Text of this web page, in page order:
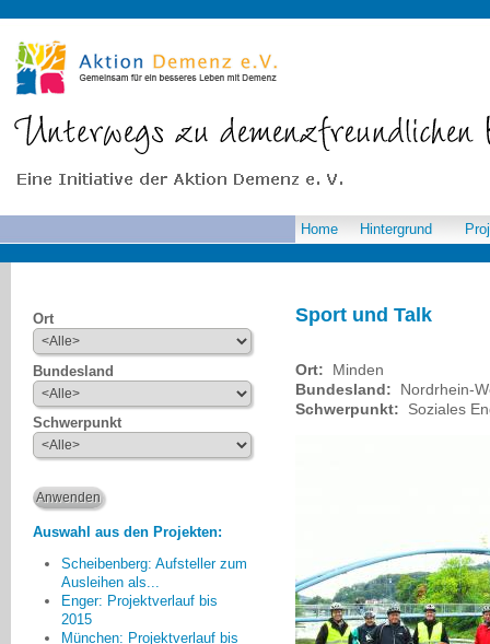
Sport und Talk
Ort:
Minden
Bundesland:
Nordrhein-
Schwerpunkt:
Soziales
Home Hintergrund
Ort
Bundesland
Schwerpunkt
Auswahl aus den Projekten:
Scheibenberg: Aufsteller zum
Ausleihen als...
Enger: Projektverlauf bis
2015
München: Projektverlauf bis
Auf dem letzten Forum der